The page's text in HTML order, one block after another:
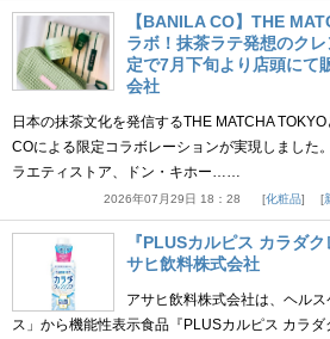
【BANILA CO】THE
ラボ！抹茶ラテ発想のク
定で7月下旬より店頭にて
会社
日本の抹茶文化を発信するTHE MATCHA
COによる限定コラボレーションが実現しました
ラエティストア、ドン・キホー……
2026年07月29日 18：28 化粧品
『PLUSカルピス カラダ
サヒ飲料株式会社
アサヒ飲料株式会社は、ヘル
ス」から機能性表示食品『PLUSカルピス カラ